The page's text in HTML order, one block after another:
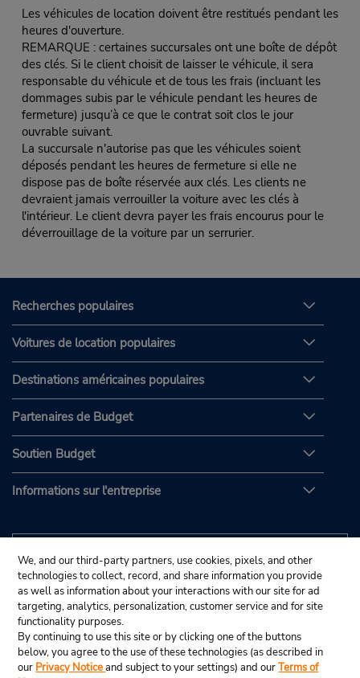
Les véhicules de location doivent être restitués pendant les
heures d'ouverture.
REMARQUE : certaines succursales ont une boîte de dépôt
des clés. Si le client choisit de laisser le véhicule, il sera
responsable du véhicule et de tous les frais (incluant les
dommages subis par le véhicule pendant les heures de
fermeture) jusqu’à ce que le contrat soit clos le jour
ouvrable suivant.
La succursale n'autorise pas que les véhicules soient
déposés pendant les heures de fermeture si elle ne
dispose pas de boîte réservée aux clés. Les clients ne
devraient jamais verrouiller la voiture avec les clés à
l'intérieur. Le client devra payer les frais encourus pour le
déverrouillage de la voiture par un serrurier.
Recherches populaires
Voitures de location populaires
Destinations américaines populaires
Partenaires de Budget
Soutien Budget
Informations sur l'entreprise
We, and our third-party partners, use cookies, pixels, and other
technologies to collect, record, and share information you provide
as well as information about your interactions with our site for ad
targeting, analytics, personalization, customer service and for site
functionality purposes.
By continuing to use this site or by clicking one of the buttons
below, you agree to the use of these technologies (as described in
our Privacy Noticeand subject to your settings) and ourTerms of